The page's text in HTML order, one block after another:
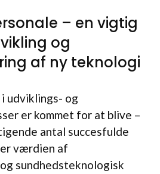
– en vigtig
og
af ny teknologi
udviklings- og
er kommet for at blive –
antal succesfulde
værdien af
sundhedsteknologisk